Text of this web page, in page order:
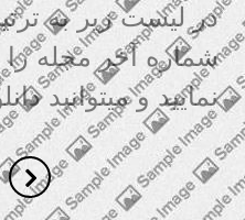
در لیست زیر به
شماره آخر مجله
نمایید و میتوانبد